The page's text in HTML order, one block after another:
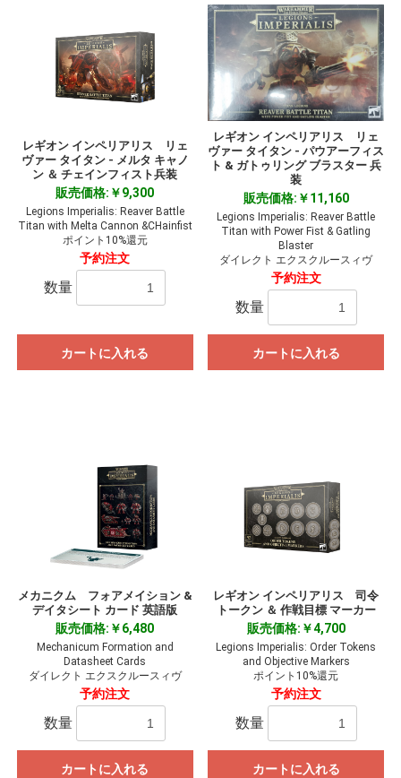
レギオン インペリアリス リェ
ヴァー タイタン - メルタ キャノ
ン ＆ チェインフィスト兵装
販売価格:￥9,300
Legions Imperialis: Reaver Battle
Titan with Melta Cannon &CHainfist
ポイント10%還元
予約注文
数量
カートに入れる
レギオン インペリアリス リェ
ヴァー タイタン - パウアーフィス
ト & ガトゥリング ブラスター 兵
装
販売価格:￥11,160
Legions Imperialis: Reaver Battle
Titan with Power Fist & Gatling
Blaster
ダイレクト エクスクルースィヴ
予約注文
数量
カートに入れる
メカニクム フォアメイション &
デイタシート カード 英語版
販売価格:￥6,480
Mechanicum Formation and
Datasheet Cards
ダイレクト エクスクルースィヴ
予約注文
数量
カートに入れる
レギオン インペリアリス 司令
トークン ＆ 作戦目標 マーカー
販売価格:￥4,700
Legions Imperialis: Order Tokens
and Objective Markers
ポイント10%還元
予約注文
数量
カートに入れる